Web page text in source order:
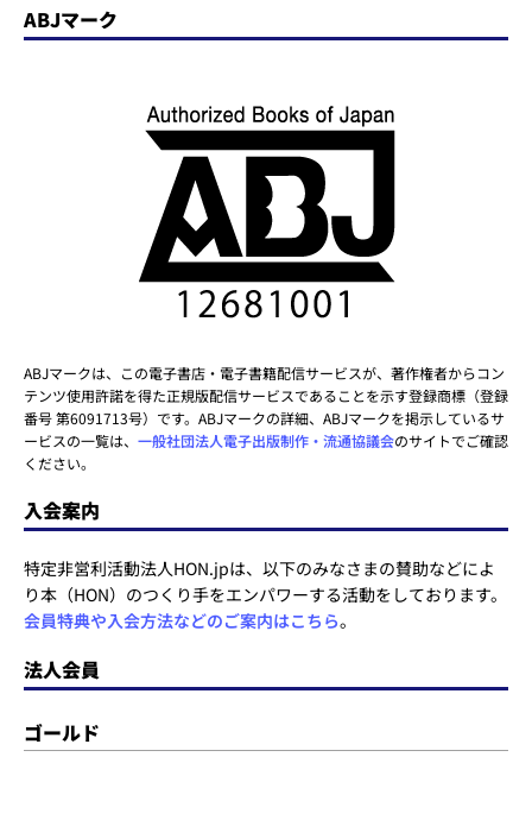
ABJマーク
ABJマークは、この電子書店・電子書籍配信サービスが、著作権者からコン
テンツ使用許諾を得た正規版配信サービスであることを示す登録商標（登録
番号 第6091713号）です。ABJマークの詳細、ABJマークを掲示しているサ
ービスの一覧は、 一般社団法人電子出版制作・流通協議会のサイトでご確認
ください。
入会案内
特定非営利活動法人HON.jpは、以下のみなさまの賛助などによ
り本（HON）のつくり手をエンパワーする活動をしております。
会員特典や入会方法などのご案内はこちら。
法人会員
ゴールド